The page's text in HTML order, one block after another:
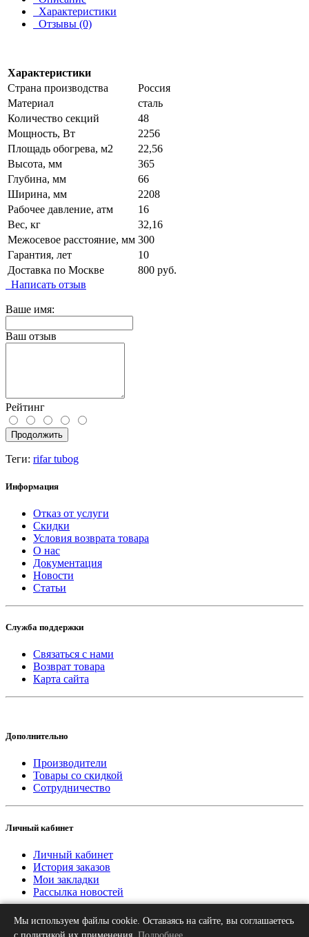
Характеристики
Отзывы (0)
Характеристики
Страна производства
Россия
Материал
сталь
Количество секций
48
Мощность, Вт
2256
Площадь обогрева, м2
22,56
Высота, мм
365
Глубина, мм
66
Ширина, мм
2208
Рабочее давление, атм
16
Вес, кг
32,16
Межосевое расстояние, мм 300
Гарантия, лет
10
Доставка по Москве
800 руб.
Написать отзыв
Ваше имя:
Ваш отзыв
Рейтинг
Продолжить
Теги: rifar tubog
Информация
Отказ от услуги
Скидки
Условия возврата товара
О нас
Документация
Новости
Статьи
Служба поддержки
Связаться с нами
Возврат товара
Карта сайта
Дополнительно
Производители
Товары со скидкой
Сотрудничество
Личный кабинет
Личный кабинет
История заказов
Мои закладки
Рассылка новостей
2013-2026 © «Рифар Москва»
О нас Оплата Доставка Контакты
Мы используем файлы cookie. Оставаясь на сайте, вы соглашаетесь